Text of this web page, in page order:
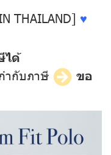
THAILAND] ♥
ได้
ำกับภาษี
ขอ